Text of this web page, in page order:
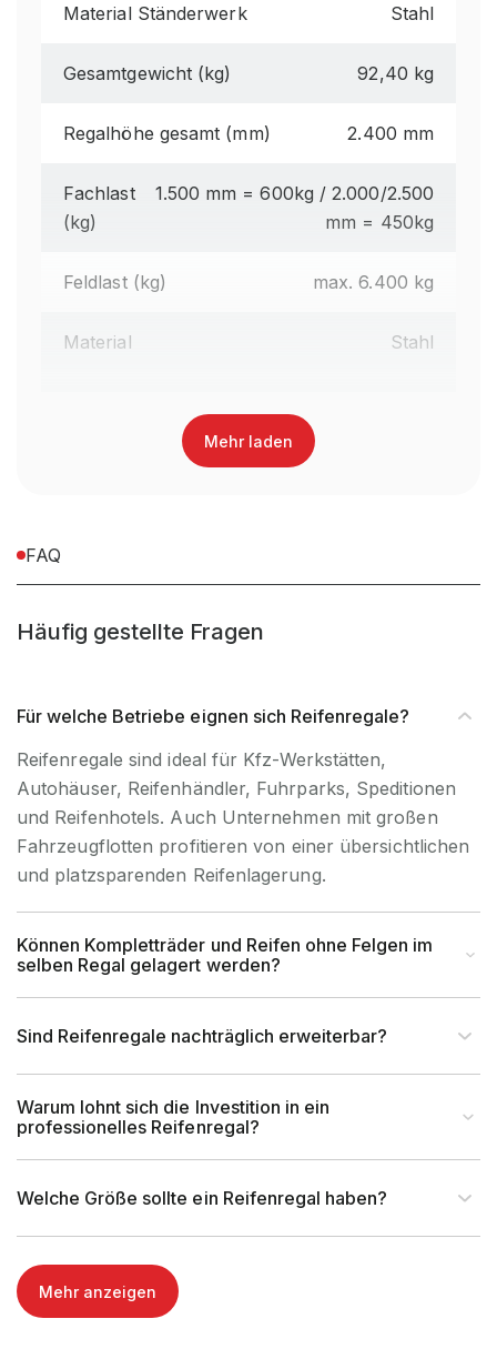
Material Ständerwerk Stahl
Gesamtgewicht (kg) 92,40 kg
Regalhöhe gesamt (mm) 2.400 mm
Fachlast
(kg)
1.500 mm = 600kg / 2.000/2.500
mm = 450kg
Feldlast (kg) max. 6.400 kg
Material Stahl
Beständigkeit
Nein, Verwendung
Mehr laden
FAQ
Häufig gestellte Fragen
Für welche Betriebe eignen sich Reifenregale?
Reifenregale sind ideal für Kfz-Werkstätten,
Autohäuser, Reifenhändler, Fuhrparks, Speditionen
und Reifenhotels. Auch Unternehmen mit großen
Fahrzeugflotten profitieren von einer übersichtlichen
und platzsparenden Reifenlagerung.
Können Kompletträder und Reifen ohne Felgen im
selben Regal gelagert werden?
Sind Reifenregale nachträglich erweiterbar?
Warum lohnt sich die Investition in ein
professionelles Reifenregal?
Welche Größe sollte ein Reifenregal haben?
Mehr anzeigen